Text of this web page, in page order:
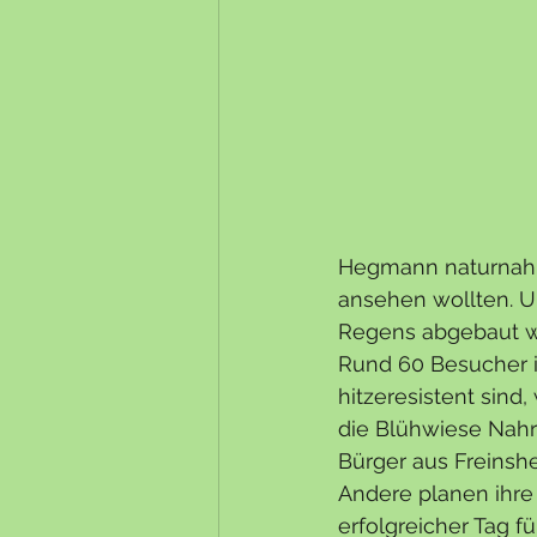
Hegmann
ansehen wollten.
Regens abgebaut
Rund 60
hitzeresistent
die Blühwiese
Bürger aus
Andere planen
erfolgreicher Tag